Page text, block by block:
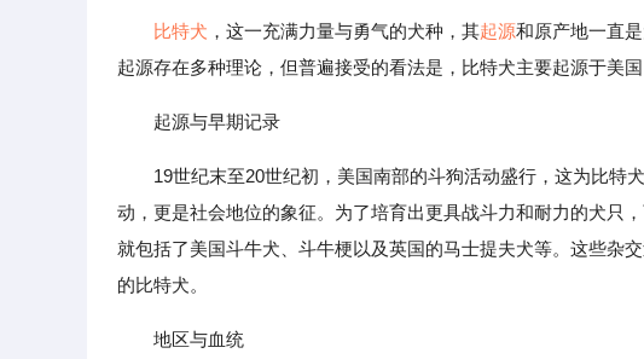
比特犬 ，这一充满力量与勇气的犬种，其起源和原产地一直
起源存在多种理论，但普遍接受的看法是，比特犬主要起源于美
起源与早期记录
19世纪末至20世纪初，美国南部的斗狗活动盛行，这为比特
动，更是社会地位的象征。为了培育出更具战斗力和耐力的犬只
就包括了美国斗牛犬、斗牛梗以及英国的马士提夫犬等。这些杂
的比特犬。
地区与血统